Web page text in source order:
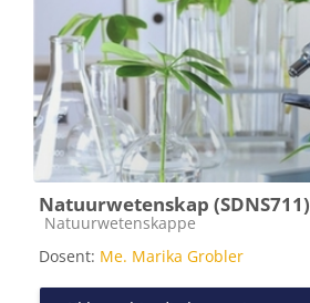
Natuurwetenskap
Kursus kategorie
Natuurwetenskappe
Dosent: Me. Marika Grobler